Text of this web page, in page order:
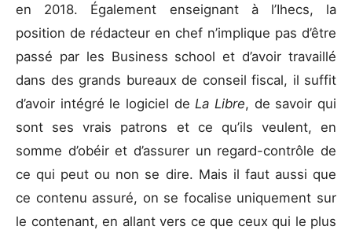
en 2018. Également enseignant à l’Ihecs, la
position de rédacteur en chef n’implique pas d’être
passé par les Business school et d’avoir travaillé
dans des grands bureaux de conseil fiscal, il suffit
d’avoir intégré le logiciel de La Libre, de savoir qui
sont ses vrais patrons et ce qu’ils veulent, en
somme d’obéir et d’assurer un regard-contrôle de
ce qui peut ou non se dire. Mais il faut aussi que
ce contenu assuré, on se focalise uniquement sur
le contenant, en allant vers ce que ceux qui le plus